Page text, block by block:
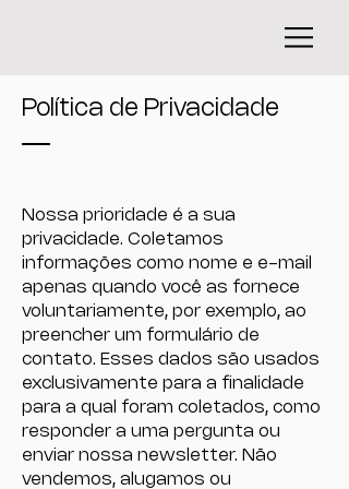
Política de Privacidade
Nossa prioridade é a sua
privacidade. Coletamos
informações como nome e e-mail
apenas quando você as fornece
voluntariamente, por exemplo, ao
preencher um formulário de
contato. Esses dados são usados
exclusivamente para a finalidade
para a qual foram coletados, como
responder a uma pergunta ou
enviar nossa newsletter. Não
vendemos, alugamos ou